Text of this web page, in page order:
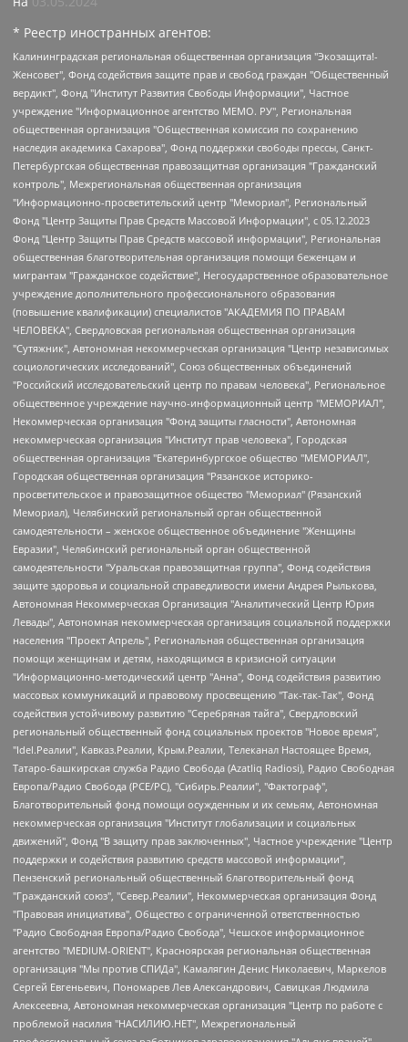
* Реестр иностранных агентов:
Калининградская региональная общественная организация "Экозащита!-Женсовет", Фонд содействия защите прав и свобод граждан "Общественный вердикт", Фонд "Институт Развития Свободы Информации", Частное учреждение "Информационное агентство МЕМО. РУ", Региональная общественная организация "Общественная комиссия по сохранению наследия академика Сахарова", Фонд поддержки свободы прессы, Санкт-Петербургская общественная правозащитная организация "Гражданский контроль", Межрегиональная общественная организация "Информационно-просветительский центр "Мемориал", Региональный Фонд "Центр Защиты Прав Средств Массовой Информации", с 05.12.2023 Фонд "Центр Защиты Прав Средств массовой информации", Региональная общественная благотворительная организация помощи беженцам и мигрантам "Гражданское содействие", Негосударственное образовательное учреждение дополнительного профессионального образования (повышение квалификации) специалистов "АКАДЕМИЯ ПО ПРАВАМ ЧЕЛОВЕКА", Свердловская региональная общественная организация "Сутяжник", Автономная некоммерческая организация "Центр независимых социологических исследований", Союз общественных объединений "Российский исследовательский центр по правам человека", Региональное общественное учреждение научно-информационный центр "МЕМОРИАЛ", Некоммерческая организация "Фонд защиты гласности", Автономная некоммерческая организация "Институт прав человека", Городская общественная организация "Екатеринбургское общество "МЕМОРИАЛ", Городская общественная организация "Рязанское историко-просветительское и правозащитное общество "Мемориал" (Рязанский Мемориал), Челябинский региональный орган общественной самодеятельности – женское общественное объединение "Женщины Евразии", Челябинский региональный орган общественной самодеятельности "Уральская правозащитная группа", Фонд содействия защите здоровья и социальной справедливости имени Андрея Рылькова, Автономная Некоммерческая Организация "Аналитический Центр Юрия Левады", Автономная некоммерческая организация социальной поддержки населения "Проект Апрель", Региональная общественная организация помощи женщинам и детям, находящимся в кризисной ситуации "Информационно-методический центр "Анна", Фонд содействия развитию массовых коммуникаций и правовому просвещению "Так-так-Так", Фонд содействия устойчивому развитию "Серебряная тайга", Свердловский региональный общественный фонд социальных проектов "Новое время", "Idel.Реалии", Кавказ.Реалии, Крым.Реалии, Телеканал Настоящее Время, Татаро-башкирская служба Радио Свобода (Azatliq Radiosi), Радио Свободная Европа/Радио Свобода (PCE/PC), "Сибирь.Реалии", "Фактограф", Благотворительный фонд помощи осужденным и их семьям, Автономная некоммерческая организация "Институт глобализации и социальных движений", Фонд "В защиту прав заключенных", Частное учреждение "Центр поддержки и содействия развитию средств массовой информации", Пензенский региональный общественный благотворительный фонд "Гражданский союз", "Север.Реалии", Некоммерческая организация Фонд "Правовая инициатива", Общество с ограниченной ответственностью "Радио Свободная Европа/Радио Свобода", Чешское информационное агентство "MEDIUM-ORIENT", Красноярская региональная общественная организация "Мы против СПИДа", Камалягин Денис Николаевич, Маркелов Сергей Евгеньевич, Пономарев Лев Александрович, Савицкая Людмила Алексеевна, Автономная некоммерческая организация "Центр по работе с проблемой насилия "НАСИЛИЮ.НЕТ", Межрегиональный профессиональный союз работников здравоохранения "Альянс врачей", Юридическое лицо, зарегистрированное в Латвийской Республике, SIA "Medusa Project" (регистрационный номер 40103797863, дата регистрации 10.06.2014), Некоммерческая организация "Фонд по борьбе с коррупцией", Автономная некоммерческая организация "Институт права и публичной политики", Баданин Роман Сергеевич, Гликин Максим Александрович, Железнова Мария Михайловна, Лукьянова Юлия Сергеевна, Маетная Елизавета Витальевна, Маняхин Петр Борисович, Чуракова Ольга Владимировна, Ярош Юлия Петровна, Юридическое лицо "The Insider SIA", зарегистрированное в Риге, Латвийская Республика (дата регистрации 26.06.2015), являющееся администратором доменного имени интернет-издания "The Insider SIA", https://theins.ru, Постернак Алексей Евгеньевич, Рубин Михаил Аркадьевич, Анин Роман Александрович, Юридическое лицо Istories fonds, зарегистрированное в Латвийской Республике (регистрационный номер 50008295751, дата регистрации 24.02.2020), Великовский Дмитрий Александрович, Долинина Ирина Николаевна, Мароховская Алеся Алексеевна, Шлейнов Роман Юрьевич, Шмагун Олеся Валентиновна, Общество с ограниченной ответственностью "Альтаир 2021", Общество с ограниченной ответственностью "Вега 2021", Общество с ограниченной ответственностью "Главный редактор 2021", Общество с ограниченной ответственностью "Ромашки монолит", Важенков Артем Валерьевич, Ивановская областная общественная организация "Центр гендерных исследований", Гурман Юрий Альбертович, Медиапроект "ОВД-Инфо", Егоров Владимир Владимирович, Жилинский Владимир Александрович, Общество с ограниченной ответственностью "ЗП", Иванова София Юрьевна, Карезина Инна Павловна, Кильтау Екатерина Викторовна, Петров Алексей Викторович, Пискунов Сергей Евгеньевич, Смирнов Сергей Сергеевич, Тихонов Михаил Сергеевич, Общество с ограниченной ответственностью "ЖУРНАЛИСТ-ИНОСТРАННЫЙ АГЕНТ", Арапова Галина Юрьевна, Вольтская Татьяна Анатольевна, Американская компания "Mason G.E.S. Anonymous Foundation" (США), являющаяся владельцем интернет-издания https://mnews.world/, Компания "Stichting Bellingcat", зарегистрированная в Нидерландах (дата регистрации 11.07.2018), Захаров Андрей Вячеславович, Клепиковская Екатерина Дмитриевна, Общество с ограниченной ответственностью "МЕМО", Перл Роман Александрович, Симонов Евгений Алексеевич, Соловьева Елена Анатольевна, Сотников Даниил Владимирович, Сурначева Елизавета Дмитриевна, Автономная некоммерческая организация по защите прав человека и информированию населения "Якутия – Наше Мнение", Общество с ограниченной ответственностью "Москоу диджитал медиа", с 26.01.2023 Общество с ограниченной ответственностью "Чайка Белые сады", Ветошкина Валерия Валерьевна, Заговора Максим Александрович, Межрегиональное общественное движение "Российская ЛГБТ - сеть", Оленичев Максим Владимирович, Павлов Иван Юрьевич, Скворцова Елена Сергеевна, Общество с ограниченной ответственностью "Как бы инагент", Кочетков Игорь Викторович, Общество с ограниченной ответственностью "Честные выборы", Еланчик Олег Александрович, Общество с ограниченной ответственностью "Нобелевский призыв", Гималова Регина Эмилевна, Григорьев Андрей Валерьевич, Григорьева Алина Александровна, Ассоциация по содействию защите прав призывников, альтернативнослужащих и военнослужащих "Правозащитная группа "Гражданин.Армия.Право", Хисамова Регина Фаритовна, Автономная некоммерческая организация по реализации социально-правовых программ "Лилит", Дальневосточное общественное движение "Маяк", Санкт-Петербургская ЛГБТ-инициативная группа "Выход", Инициативная группа ЛГБТ+ "Реверс", Алексеев Андрей Викторович, Бекбулатова Таисия Львовна, Беляев Иван Михайлович, Владыкина Елена Сергеевна, Гельман Марат Александрович, Никульшина Вероника Юрьевна, Толоконникова Надежда Андреевна, Шендерович Виктор Анатольевич, Общество с ограниченной ответственностью "Данное сообщение", Общество с ограниченной ответственностью Издательский дом "Новая глава", Айнбиндер Александра Александровна, Московский комьюнити-центр для ЛГБТ+инициатив, Благотворительный фонд развития филантропии, Deutsche Welle (Германия, Kurt-Schumacher-Strasse 3, 53113 Bonn), Борзунова Мария Михайловна, Воробьев Виктор Викторович, Голубева Анна Львовна, Константинова Алла Михайловна, Малкова Ирина Владимировна, Мурадов Мурад Абдулгалимович, Осетинская Елизавета Николаевна, Понасенков Евгений Николаевич, Ганапольский Матвей Юрьевич, Киселев Евгений Алексеевич, Борухович Ирина Григорьевна, Дремин Иван Тимофеевич, Дубровский Дмитрий Викторович, Красноярская региональная общественная организация поддержки и развития альтернативных образовательных технологий и межкультурных коммуникаций "ИНТЕРРА", Маяковская Екатерина Алексеевна, Фейгин Марк Захарович, Филимонов Андрей Викторович, Дзугкоева Регина Николаевна, Доброхотов Роман Александрович, Дудь Юрий Александрович, Елкин Сергей Владимирович, Кругликов Кирилл Игоревич, Сабунаева Мария Леонидовна, Семенов Алексей Владимирович, Шаинян Карен Багратович, Шульман Екатерина Михайловна, Асафьев Артур Валерьевич, Вахштайн Виктор Семенович, Венедиктов Алексей Алексеевич, Лушникова Екатерина Евгеньевна, Волков Леонид Михайлович, Невзоров Александр Глебович, Пархоменко Сергей Борисович, Сироткин Ярослав Николаевич, Кара-Мурза Владимир Владимирович, Баранова Наталья Владимировна, Гозман Леонид Яковлевич, Кагарлицкий Борис Юльевич, Климарев Михаил Валерьевич, Милов Владимир Станиславович, Автономная некоммерческая организация Краснодарский центр современного искусства "Типография", Моргенштерн Алишер Тагирович, Соболь Любовь Эдуардовна, Общество с ограниченной ответственностью "ЛИЗА НОРМ", Каспаров Гарри Кимович, Ходорковский Михаил Борисович, Общество с ограниченной ответственностью "Апрельские тезисы", Данилович Ирина Брониславовна, Кашин Олег Владимирович, Петров Николай Владимирович, Пивоваров Алексей Владимирович, Соколов Михаил Владимирович, Цветкова Юлия Владимировна, Чичваркин Евгений Александрович, Комитет против пыток/Команда против пыток, Общество с ограниченной ответственностью "Первый научный", Общество с ограниченной ответственностью "Вертолет и ко", Белоцерковская Вероника Борисовна, Кац Максим Евгеньевич, Лазарева Татьяна Юрьевна, Шаведдинов Руслан Табризович, Яшин Илья Валерьевич, Общество с ограниченной ответственностью "Иноагент ААВ", Алешковский Дмитрий Петрович, Альбац Евгения Марковна, Быков Дмитрий Львович, Галямина Юлия Евгеньевна, Лойко Сергей Леонидович, Мартынов Кирилл Константинович, Медведев Сергей Александрович, Крашенинников Федор Геннадиевич, Гордеева Катерина Вл